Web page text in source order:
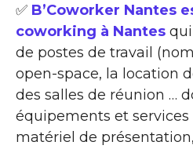
✅ B’Coworker Nantes
coworking à Nantes
de postes de travail
open-space, la location
des salles de réunion …
équipements et
matériel de